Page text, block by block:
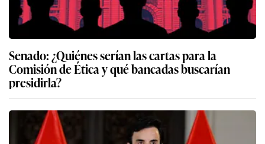
Senado: ¿Quiénes serían las cartas para la
Comisión de Ética y qué bancadas buscarían
presidirla?